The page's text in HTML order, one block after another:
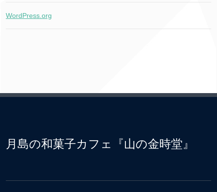
WordPress.org
月島の和菓子カフェ『山の金時堂』